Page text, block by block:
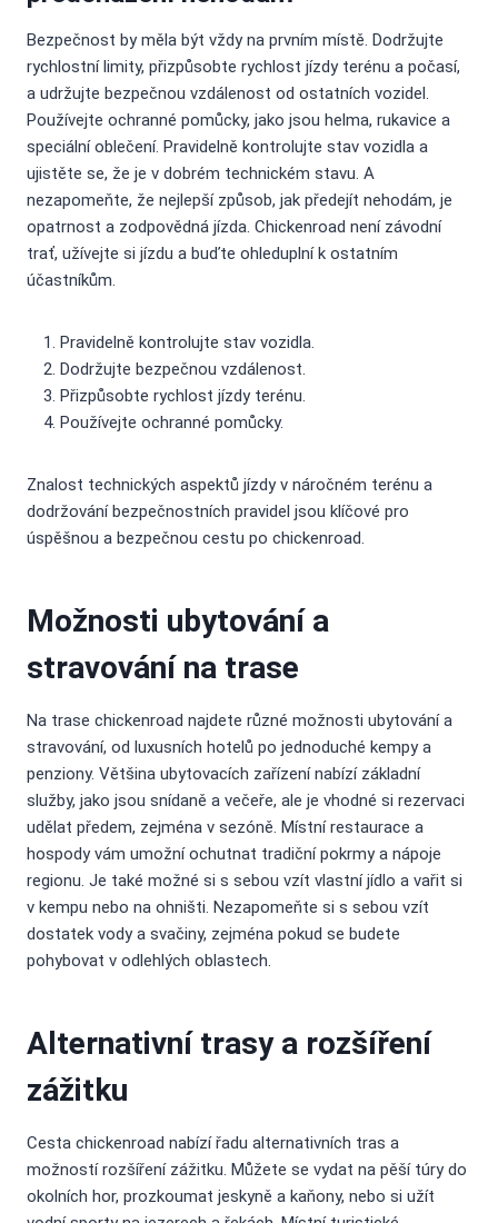
Bezpečnost by měla být vždy na prvním místě. Dodržujte
rychlostní limity, přizpůsobte rychlost jízdy terénu a počasí,
a udržujte bezpečnou vzdálenost od ostatních vozidel.
Používejte ochranné pomůcky, jako jsou helma, rukavice a
speciální oblečení. Pravidelně kontrolujte stav vozidla a
ujistěte se, že je v dobrém technickém stavu. A
nezapomeňte, že nejlepší způsob, jak předejít nehodám, je
opatrnost a zodpovědná jízda. Chickenroad není závodní
trať, užívejte si jízdu a buďte ohleduplní k ostatním
účastníkům.
Pravidelně kontrolujte stav vozidla.
Dodržujte bezpečnou vzdálenost.
Přizpůsobte rychlost jízdy terénu.
Používejte ochranné pomůcky.
Znalost technických aspektů jízdy v náročném terénu a
dodržování bezpečnostních pravidel jsou klíčové pro
úspěšnou a bezpečnou cestu po chickenroad.
Možnosti ubytování a
stravování na trase
Na trase chickenroad najdete různé možnosti ubytování a
stravování, od luxusních hotelů po jednoduché kempy a
penziony. Většina ubytovacích zařízení nabízí základní
služby, jako jsou snídaně a večeře, ale je vhodné si rezervaci
udělat předem, zejména v sezóně. Místní restaurace a
hospody vám umožní ochutnat tradiční pokrmy a nápoje
regionu. Je také možné si s sebou vzít vlastní jídlo a vařit si
v kempu nebo na ohništi. Nezapomeňte si s sebou vzít
dostatek vody a svačiny, zejména pokud se budete
pohybovat v odlehlých oblastech.
Alternativní trasy a rozšíření
zážitku
Cesta chickenroad nabízí řadu alternativních tras a
možností rozšíření zážitku. Můžete se vydat na pěší túry do
okolních hor, prozkoumat jeskyně a kaňony, nebo si užít